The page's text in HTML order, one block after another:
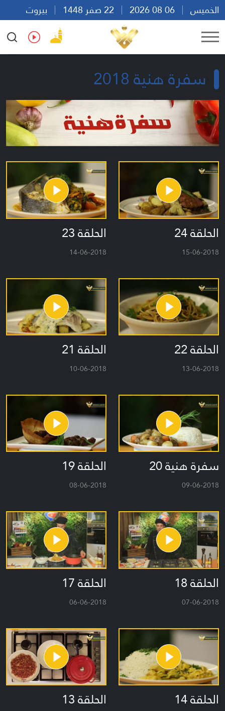
الخميس
بيروت
05:11
Ar En Fr Es
سفرة هنية 2018
الحلقة 24
15-06-2018
الحلقة 23
14-06-2018
الحلقة 22
13-06-2018
الحلقة 21
10-06-2018
سفرة هنية 20
09-06-2018
الحلقة 19
08-06-2018
الحلقة 18
07-06-2018
الحلقة 17
06-06-2018
الحلقة 14 الحلقة 13